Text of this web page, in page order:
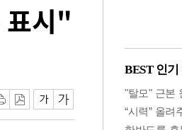
표시"